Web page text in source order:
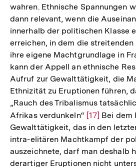
wahren. Ethnische Spannungen
dann relevant, wenn die
innerhalb der politischen Klasse
erreichen, in dem die
ihre eigene Machtgrundlage in
kann der Appell an ethnische
Aufruf zur Gewalttätigkeit, die
Ethnizität zu Eruptionen führen,
„Rauch des Tribalismus
Afrikas verdunkeln“ Zur
Auflösung
der
Fußnote
[17] Bei dem
Gewalttätigkeit, das in den
intra-elitären Machtkampf der
auszeichnete, darf man deshalb
derartiger Eruptionen nicht